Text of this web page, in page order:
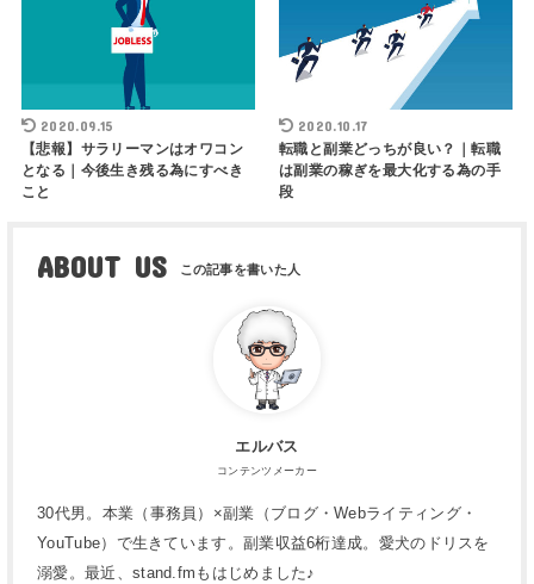
2020.09.15
【悲報】サラリーマンはオワコン
となる｜今後生き残る為にすべき
こと
2020.10.17
転職と副業どっちが良い？｜転職
は副業の稼ぎを最大化する為の手
段
ABOUT US
エルバス
コンテンツメーカー
30代男。本業（事務員）×副業（ブログ・Webライティング・
YouTube）で生きています。副業収益6桁達成。愛犬のドリスを
溺愛。最近、stand.fmもはじめました♪